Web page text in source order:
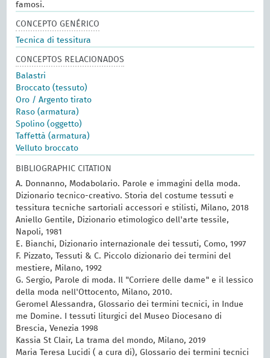
famosi.
CONCEPTO GENÉRICO
Tecnica di tessitura
CONCEPTOS RELACIONADOS
Balastri
Broccato (tessuto)
Oro / Argento tirato
Raso (armatura)
Spolino (oggetto)
Taffettà (armatura)
Velluto broccato
BIBLIOGRAPHIC CITATION
A. Donnanno, Modabolario. Parole e immagini della moda.
Dizionario tecnico-creativo. Storia del costume tessuti e
tessitura tecniche sartoriali accessori e stilisti, Milano, 2018
Aniello Gentile, Dizionario etimologico dell'arte tessile,
Napoli, 1981
E. Bianchi, Dizionario internazionale dei tessuti, Como, 1997
F. Pizzato, Tessuti & C. Piccolo dizionario dei termini del
mestiere, Milano, 1992
G. Sergio, Parole di moda. Il "Corriere delle dame" e il lessico
della moda nell'Ottocento, Milano, 2010.
Geromel Alessandra, Glossario dei termini tecnici, in Indue
me Domine. I tessuti liturgici del Museo Diocesano di
Brescia, Venezia 1998
Kassia St Clair, La trama del mondo, Milano, 2019
Maria Teresa Lucidi ( a cura di), Glossario dei termini tecnici